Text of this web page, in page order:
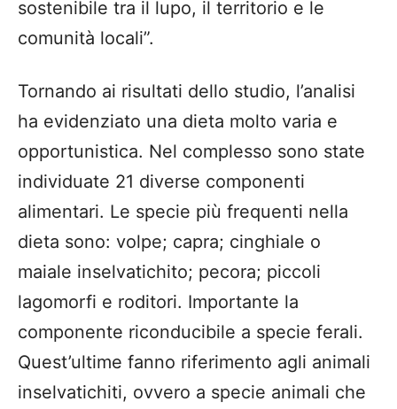
sostenibile tra il lupo, il territorio e le
comunità locali”.
Tornando ai risultati dello studio, l’analisi
ha evidenziato una dieta molto varia e
opportunistica. Nel complesso sono state
individuate 21 diverse componenti
alimentari. Le specie più frequenti nella
dieta sono: volpe; capra; cinghiale o
maiale inselvatichito; pecora; piccoli
lagomorfi e roditori. Importante la
componente riconducibile a specie ferali.
Quest’ultime fanno riferimento agli animali
inselvatichiti, ovvero a specie animali che